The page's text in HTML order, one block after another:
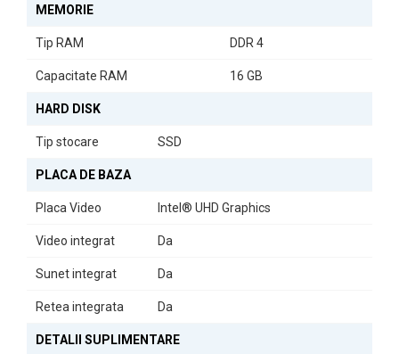
Placa de bază OptimX H410
Sistemul este construit pe placa de bază
suport pentru memorie DDR4 și compatibilitate cu Windows 11.
Conectivitatea include porturi USB 2.0, USB 3.0, HDMI, VGA,
moderne.
MEMORIE
Tip RAM DDR 4
Capacitate RAM 16 GB
HARD DISK
Tip stocare SSD
PLACA DE BAZA
Placa Video Intel® UHD Graphics
Video integrat Da
Sunet integrat Da
Retea integrata Da
DETALII SUPLIMENTARE